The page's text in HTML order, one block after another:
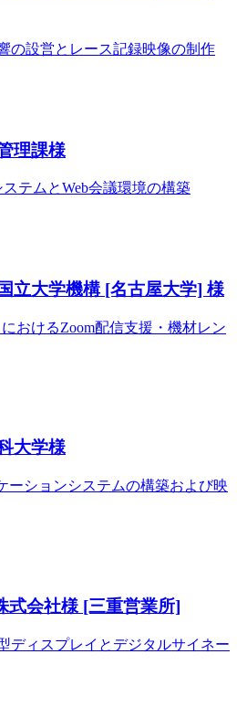
の設営とレース記録映像の制作
理課様
テムとWeb会議環境の構築
立大学機構 [名古屋大学] 様
おけるZoom配信支援・機材レン
大学様
ーションシステムの構築および映
式会社様 [三重営業所]
ディスプレイとデジタルサイネー